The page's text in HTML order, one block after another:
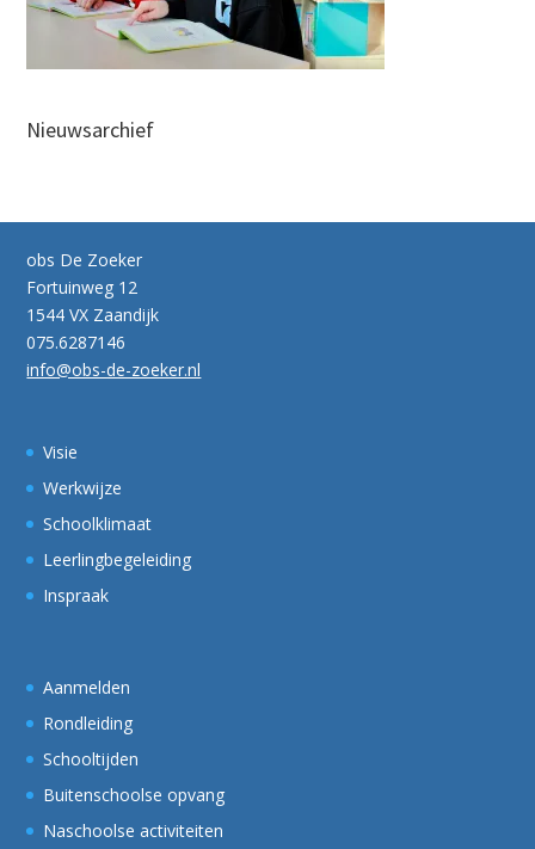
Nieuwsarchief
obs De Zoeker
Fortuinweg 12
1544 VX Zaandijk
075.6287146
info@obs-de-zoeker.nl
Visie
Werkwijze
Schoolklimaat
Leerlingbegeleiding
Inspraak
Aanmelden
Rondleiding
Schooltijden
Buitenschoolse opvang
Naschoolse activiteiten